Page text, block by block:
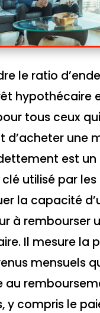
le ratio
hypothécaire
tous ceux qui
d’acheter une
est un
utilisé par
la capacité
à rembourser
Il mesure la
mensuels
au
y compris le